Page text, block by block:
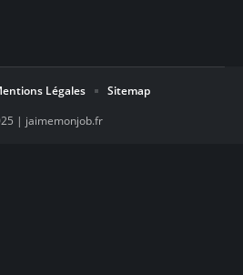
| jaimemonjob.fr
Légales Sitemap